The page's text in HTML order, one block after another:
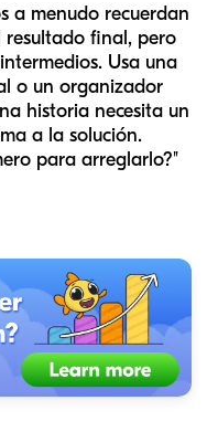
a menudo recuerdan
resultado final, pero
Usa una
o un organizador
historia necesita un
a la solución.
para arreglarlo?"